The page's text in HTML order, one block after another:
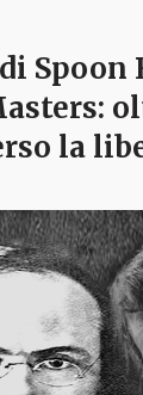
Spoon
la